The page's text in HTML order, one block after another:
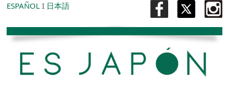
ESPAÑOL I 日本語